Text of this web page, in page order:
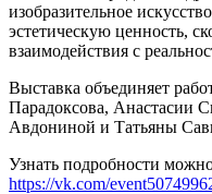
изобразительное
эстетическую ценность,
взаимодействия с
Выставка объединяет
Парадоксова, Анастасии
Авдониной и Татьяны
Узнать подробности
https://vk.com/